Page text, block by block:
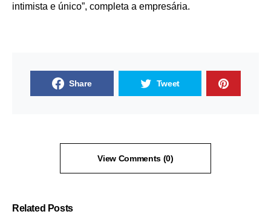
intimista e único”, completa a empresária.
Share Tweet
View Comments (0)
Related Posts